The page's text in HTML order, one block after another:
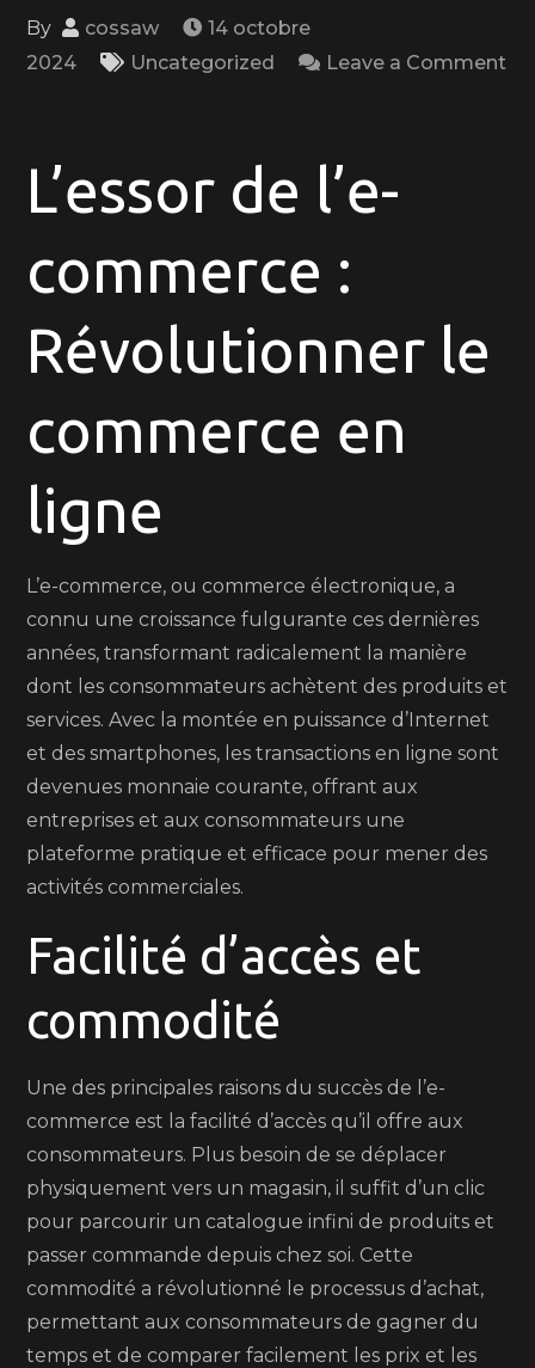
By cossaw
14 octobre
2024
Uncategorized
Leave a Comment
Boom
commerce
Révolutionner
le
du
en
Ligne
L’essor de l’e-
commerce :
Révolutionner le
commerce en
ligne
L’e-commerce, ou commerce électronique, a
connu une croissance fulgurante ces dernières
années, transformant radicalement la manière
dont les consommateurs achètent des produits et
services. Avec la montée en puissance d’Internet
et des smartphones, les transactions en ligne sont
devenues monnaie courante, offrant aux
entreprises et aux consommateurs une
plateforme pratique et efficace pour mener des
activités commerciales.
Facilité d’accès et
commodité
Une des principales raisons du succès de l’e-
commerce est la facilité d’accès qu’il offre aux
consommateurs. Plus besoin de se déplacer
physiquement vers un magasin, il suffit d’un clic
pour parcourir un catalogue infini de produits et
passer commande depuis chez soi. Cette
commodité a révolutionné le processus d’achat,
permettant aux consommateurs de gagner du
temps et de comparer facilement les prix et les